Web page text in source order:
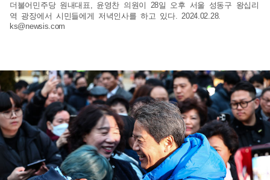
더불어민주당 원내대표, 윤영찬 의원이 28일 오후 서울 성동구 왕십리
역 광장에서 시민들에게 저녁인사를 하고 있다. 2024.02.28.
ks@newsis.com